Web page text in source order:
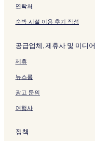
연락처
숙박 시설 이용 후기 작성
공급업체, 제휴사 및 미디어
제휴
뉴스룸
광고 문의
여행사
정책